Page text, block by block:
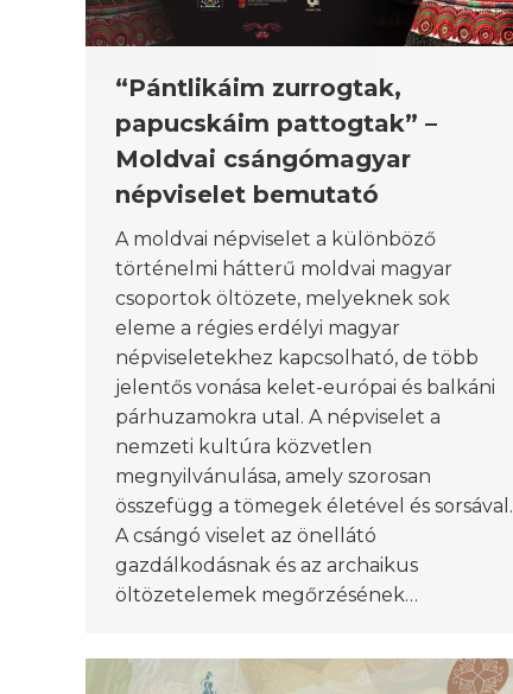
“Pántlikáim zurrogtak,
papucskáim pattogtak” –
Moldvai csángómagyar
népviselet bemutató
A moldvai népviselet a különböző
történelmi hátterű moldvai magyar
csoportok öltözete, melyeknek sok
eleme a régies erdélyi magyar
népviseletekhez kapcsolható, de több
jelentős vonása kelet-európai és balkáni
párhuzamokra utal. A népviselet a
nemzeti kultúra közvetlen
megnyilvánulása, amely szorosan
összefügg a tömegek életével és sorsával.
A csángó viselet az önellátó
gazdálkodásnak és az archaikus
öltözetelemek megőrzésének…